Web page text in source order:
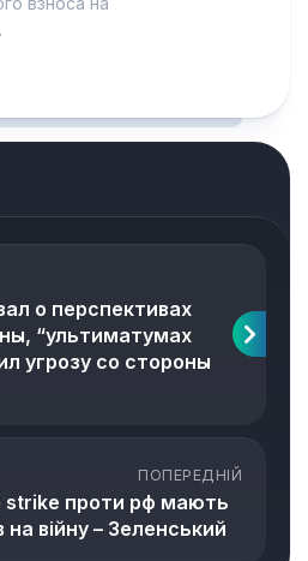
о перспективах
“ультиматумах
угрозу со стороны
ПОПЕРЕДНІЙ
strike проти рф мають
на війну – Зеленський